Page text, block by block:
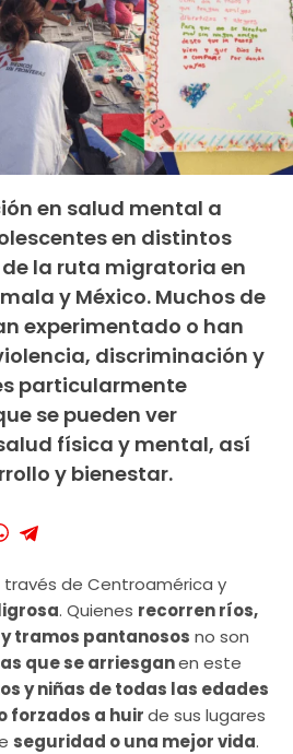
en salud mental a
en distintos
la ruta migratoria en
y México. Muchos de
experimentado o han
discriminación y
particularmente
se pueden ver
física y mental, así
y bienestar.
través de Centroamérica y
. Quienes recorren ríos,
tramos pantanosos no son
que se arriesganen este
y niñas de todas las edades
forzados a huirde sus lugares
seguridad o una mejor vida.